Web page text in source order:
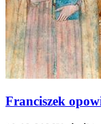
Franciszek